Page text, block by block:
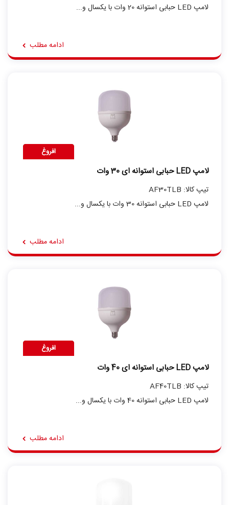
لامپ LED حبابی استوانه 20 وات با یکسال و...
ادامه مطلب
افروغ
لامپ LED حبابی استوانه ای 30 وات
تیپ کالا: AF30TLB
لامپ LED حبابی استوانه 30 وات با یکسال و...
ادامه مطلب
افروغ
لامپ LED حبابی استوانه ای 40 وات
تیپ کالا: AF40TLB
لامپ LED حبابی استوانه 40 وات با یکسال و...
ادامه مطلب